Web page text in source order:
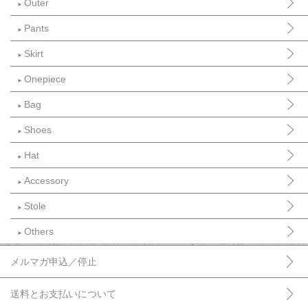
► Outer
► Pants
► Skirt
► Onepiece
► Bag
► Shoes
► Hat
► Accessory
► Stole
► Others
メルマガ申込／停止
送料とお支払いについて